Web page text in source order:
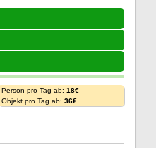
Person pro Tag ab: 18€
Objekt pro Tag ab: 36€